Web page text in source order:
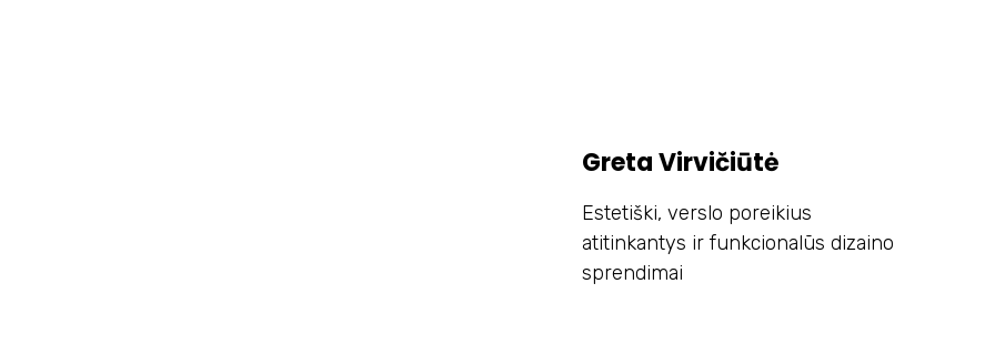
Greta Virvičiūtė
Estetiški, verslo poreikius
atitinkantys ir funkcionalūs dizaino
sprendimai